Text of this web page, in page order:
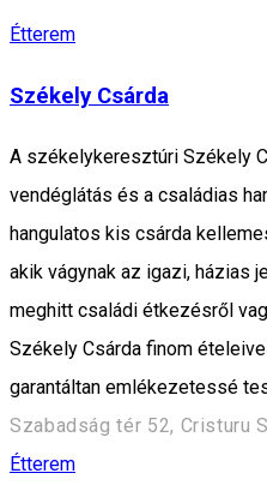
Étterem
Székely Csárda
A székelykeresztúri Székely
vendéglátás és a családias
hangulatos kis csárda
akik vágynak az igazi, házias
meghitt családi étkezésről
Székely Csárda finom
garantáltan emlékezetessé
Szabadság tér 52, Cristuru
Étterem